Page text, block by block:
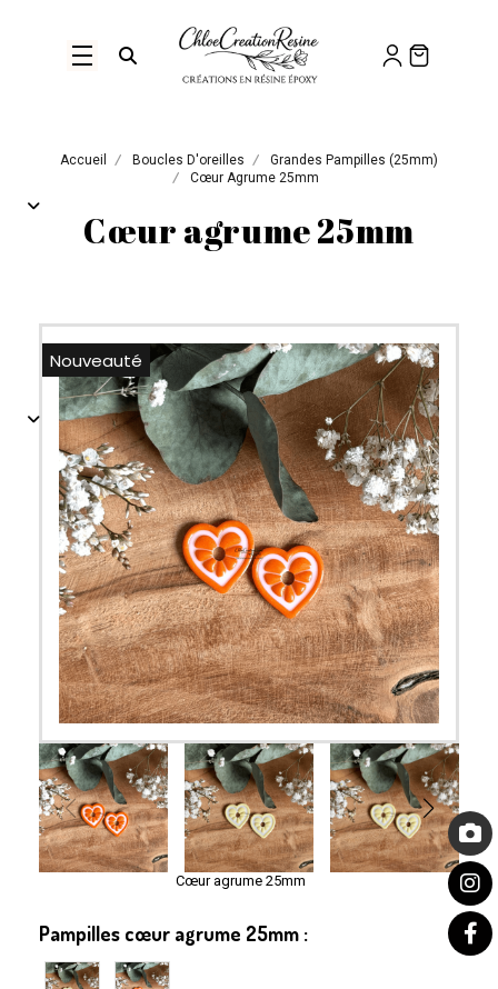
Ouvrir la recherche
Accueil Boucles D'oreilles
Grandes Pampilles (25mm)
Cœur Agrume 25mm
Cœur agrume 25mm
Nouveauté
Cœur agrume 25mm
Pampilles cœur agrume 25mm :